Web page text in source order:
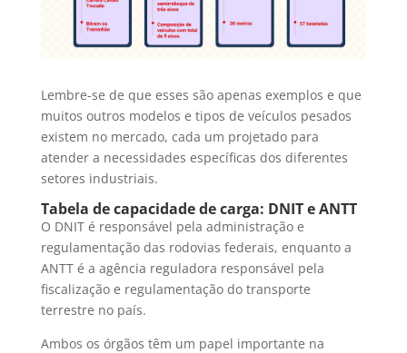
Lembre-se de que esses são apenas exemplos e que
muitos outros modelos e tipos de veículos pesados
existem no mercado, cada um projetado para
atender a necessidades específicas dos diferentes
setores industriais.
Tabela de capacidade de carga: DNIT e ANTT
O DNIT é responsável pela administração e
regulamentação das rodovias federais, enquanto a
ANTT é a agência reguladora responsável pela
fiscalização e regulamentação do transporte
terrestre no país.
Ambos os órgãos têm um papel importante na